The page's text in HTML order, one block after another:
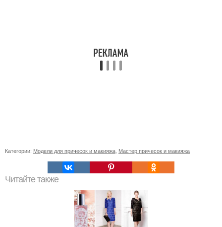
Категории: Модели для причесок и макияжа Мастер причесок и макияжа
Читайте также